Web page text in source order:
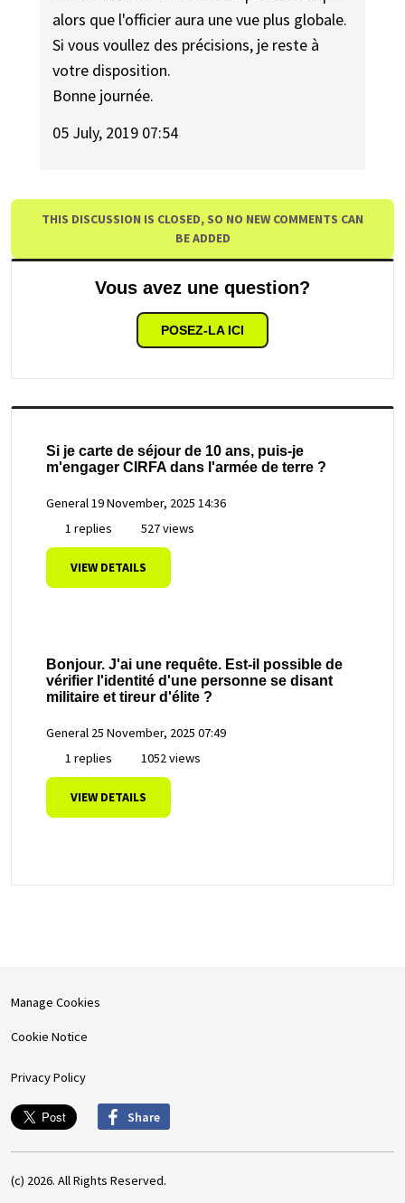
alors que l'officier aura une vue plus globale.
Si vous voullez des précisions, je reste à
votre disposition.
Bonne journée.
05 July, 2019 07:54
THIS DISCUSSION IS CLOSED, SO NO NEW COMMENTS CAN
BE ADDED
Vous avez une question?
POSEZ-LA ICI
Si je carte de séjour de 10 ans, puis-je
m'engager CIRFA dans l'armée de terre ?
General19 November, 2025 14:36
1 replies
527 views
VIEW DETAILS
Bonjour. J'ai une requête. Est-il possible de
vérifier l'identité d'une personne se disant
militaire et tireur d'élite ?
General 25 November, 2025 07:49
1 replies
1052 views
VIEW DETAILS
Manage Cookies
Cookie Notice
Privacy Policy
Share
(c) 2026. All Rights Reserved.